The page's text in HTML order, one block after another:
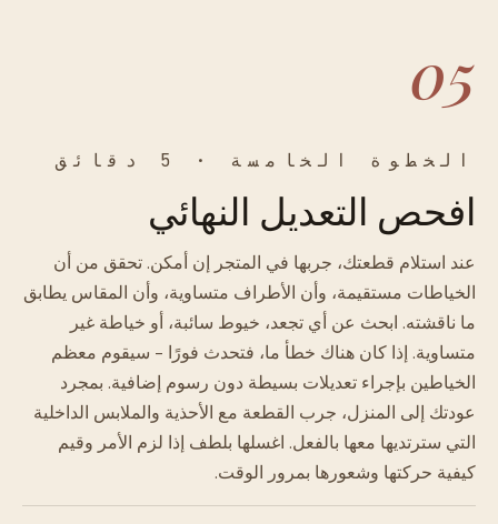
05
الخطوة الخامسة · 5 دقائق
افحص التعديل النهائي
عند استلام قطعتك، جربها في المتجر إن أمكن. تحقق من أن
الخياطات مستقيمة، وأن الأطراف متساوية، وأن المقاس يطابق
ما ناقشته. ابحث عن أي تجعد، خيوط سائبة، أو خياطة غير
متساوية. إذا كان هناك خطأ ما، فتحدث فورًا - سيقوم معظم
الخياطين بإجراء تعديلات بسيطة دون رسوم إضافية. بمجرد
عودتك إلى المنزل، جرب القطعة مع الأحذية والملابس الداخلية
التي سترتديها معها بالفعل. اغسلها بلطف إذا لزم الأمر وقيم
كيفية حركتها وشعورها بمرور الوقت.